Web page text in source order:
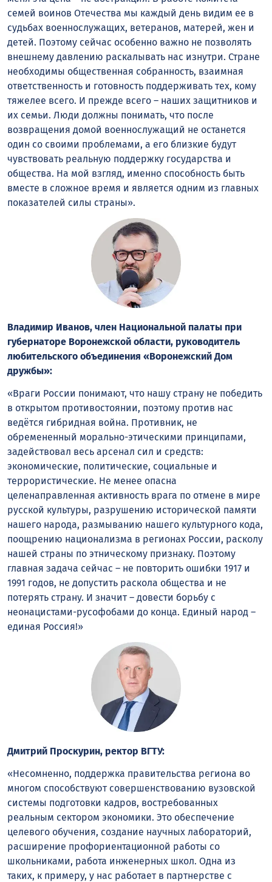
семей воинов Отечества мы каждый день видим ее в
судьбах военнослужащих, ветеранов, матерей, жен и
детей. Поэтому сейчас особенно важно не позволять
внешнему давлению раскалывать нас изнутри. Стране
необходимы общественная собранность, взаимная
ответственность и готовность поддерживать тех, кому
тяжелее всего. И прежде всего – наших защитников и
их семьи. Люди должны понимать, что после
возвращения домой военнослужащий не останется
один со своими проблемами, а его близкие будут
чувствовать реальную поддержку государства и
общества. На мой взгляд, именно способность быть
вместе в сложное время и является одним из главных
показателей силы страны».
Владимир Иванов, член Национальной палаты при
губернаторе Воронежской области, руководитель
любительского объединения «Воронежский Дом
дружбы»:
«Враги России понимают, что нашу страну не победить
в открытом противостоянии, поэтому против нас
ведётся гибридная война. Противник, не
обремененный морально-этическими принципами,
задействовал весь арсенал сил и средств:
экономические, политические, социальные и
террористические. Не менее опасна
целенаправленная активность врага по отмене в мире
русской культуры, разрушению исторической памяти
нашего народа, размыванию нашего культурного кода,
поощрению национализма в регионах России, расколу
нашей страны по этническому признаку. Поэтому
главная задача сейчас – не повторить ошибки 1917 и
1991 годов, не допустить раскола общества и не
потерять страну. И значит – довести борьбу с
неонацистами-русофобами до конца. Единый народ –
единая Россия!»
Дмитрий Проскурин, ректор ВГТУ:
«Несомненно, поддержка правительства региона во
многом способствуют совершенствованию вузовской
системы подготовки кадров, востребованных
реальным сектором экономики. Это обеспечение
целевого обучения, создание научных лабораторий,
расширение профориентационной работы со
школьниками, работа инженерных школ. Одна из
таких, к примеру, у нас работает в партнерстве с